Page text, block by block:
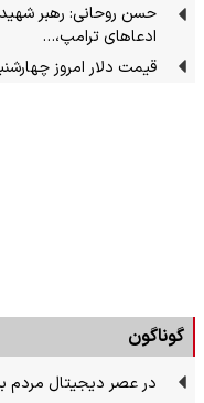
حسن روحانی: رهبر
ادعاهای ترامپ،…
قیمت دلار امروز چهارشنبه ۱۴ مرداد ۱۴۰۵ / دلار در بازار آزاد
گوناگون
در عصر دیجیتال مردم